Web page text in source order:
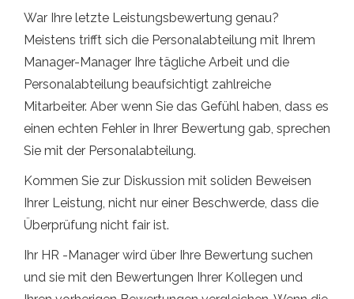
War Ihre letzte Leistungsbewertung genau?
Meistens trifft sich die Personalabteilung mit Ihrem
Manager-Manager Ihre tägliche Arbeit und die
Personalabteilung beaufsichtigt zahlreiche
Mitarbeiter. Aber wenn Sie das Gefühl haben, dass es
einen echten Fehler in Ihrer Bewertung gab, sprechen
Sie mit der Personalabteilung.
Kommen Sie zur Diskussion mit soliden Beweisen
Ihrer Leistung, nicht nur einer Beschwerde, dass die
Überprüfung nicht fair ist.
Ihr HR -Manager wird über Ihre Bewertung suchen
und sie mit den Bewertungen Ihrer Kollegen und